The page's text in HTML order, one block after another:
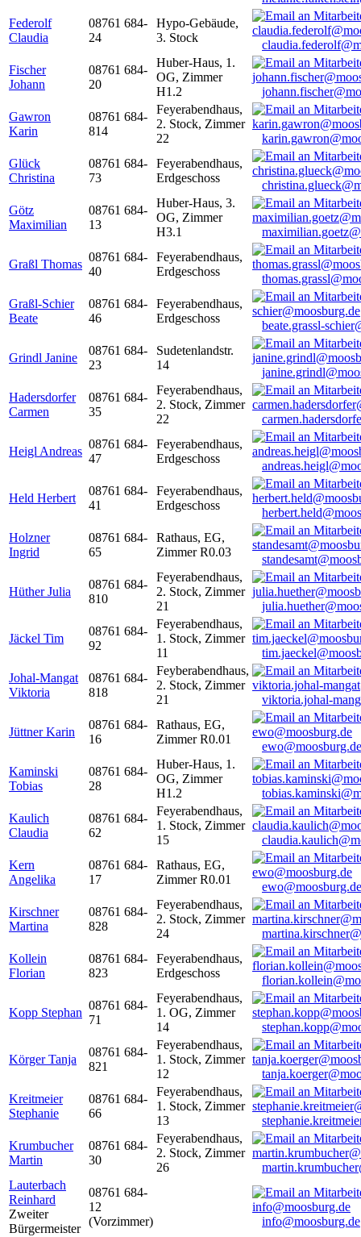
Federolf
Claudia
08761 684-
24
Hypo-Gebäude,
3. Stock
Fischer
Johann
08761 684-
20
Huber-Haus, 1.
OG, Zimmer
H1.2
Gawron
Karin
08761 684-
814
Feyerabendhaus,
2. Stock, Zimmer
22
Glück
Christina
08761 684-
73
Feyerabendhaus,
Erdgeschoss
Götz
Maximilian
08761 684-
13
Huber-Haus, 3.
OG, Zimmer
H3.1
Graßl Thomas
08761 684-
40
Feyerabendhaus,
Erdgeschoss
Graßl-Schier
Beate
08761 684-
46
Feyerabendhaus,
Erdgeschoss
beate.grassl-
Grindl Janine
08761 684-
23
Sudetenlandstr.
14
Hadersdorfer
Carmen
08761 684-
35
Feyerabendhaus,
2. Stock, Zimmer
22
Heigl Andreas
08761 684-
47
Feyerabendhaus,
Erdgeschoss
Held Herbert
08761 684-
41
Feyerabendhaus,
Erdgeschoss
Holzner
Ingrid
08761 684-
65
Rathaus, EG,
Zimmer R0.03
Hüther Julia
08761 684-
810
Feyerabendhaus,
2. Stock, Zimmer
21
Jäckel Tim
08761 684-
92
Feyerabendhaus,
1. Stock, Zimmer
11
Johal-Mangat
Viktoria
08761 684-
818
Feyberabendhaus,
2. Stock, Zimmer
21
viktoria.johal-
Jüttner Karin
08761 684-
16
Rathaus, EG,
Zimmer R0.01
ewo@moosburg.de
Kaminski
Tobias
08761 684-
28
Huber-Haus, 1.
OG, Zimmer
H1.2
Kaulich
Claudia
08761 684-
62
Feyerabendhaus,
1. Stock, Zimmer
15
Kern
Angelika
08761 684-
17
Rathaus, EG,
Zimmer R0.01
ewo@moosburg.de
Kirschner
Martina
08761 684-
828
Feyerabendhaus,
2. Stock, Zimmer
24
Kollein
Florian
08761 684-
823
Feyerabendhaus,
Erdgeschoss
Kopp Stephan
08761 684-
71
Feyerabendhaus,
1. OG, Zimmer
14
Körger Tanja
08761 684-
821
Feyerabendhaus,
1. Stock, Zimmer
12
Kreitmeier
Stephanie
08761 684-
66
Feyerabendhaus,
1. Stock, Zimmer
13
Krumbucher
Martin
08761 684-
30
Feyerabendhaus,
2. Stock, Zimmer
26
Lauterbach
Reinhard
Zweiter
Bürgermeister
08761 684-
12
(Vorzimmer)
info@moosburg.de